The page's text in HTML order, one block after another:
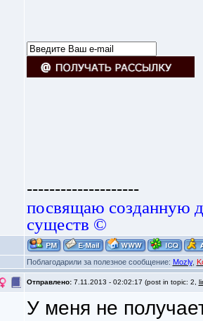
--------------------
посвящаю созданную
существ ©
Поблагодарили за полезное сообщение: Mozly,
Отправлено: 7.11.2013 - 02:02:17 (post in topic: 2,
У меня не